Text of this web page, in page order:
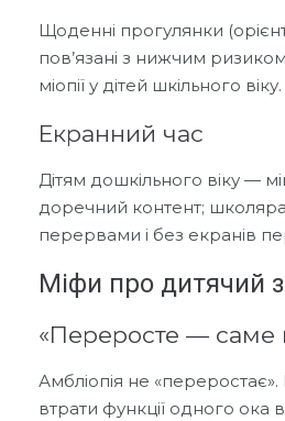
Щоденні прогулянки
пов’язані з нижчим
міопії у дітей шкільного віку.
Екранний час
Дітям дошкільного віку —
доречний контент;
перервами і без екранів
Міфи про дитячий
«Переросте — саме
Амбліопія не
втрати функції одного ока